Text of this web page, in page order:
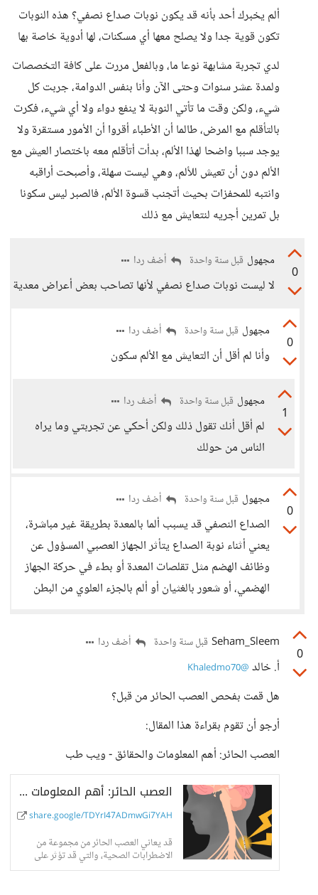
ألم يخبرك أحد بأنه قد يكون نوبات صداع نصفي؟ هذه النوبات
تكون قوية جدا ولا يصلح معها أي مسكنات، لها أدوية خاصة بها
لدي تجربة مشابهة نوعا ما، وبالفعل مررت على كافة التخصصات
ولمدة عشر سنوات وحتى الآن وأنا بنفس الدوامة، جربت كل
شيء، ولكن وقت ما تأتي النوبة لا ينفع دواء ولا أي شيء، فكرت
بالتأقلم مع المرض، طالما أن الأطباء أقروا أن الأمور مستقرة ولا
يوجد سببا واضحا لهذا الألم، بدأت أتأقلم معه باختصار العيش مع
الألم دون أن تعيش للألم، وهي ليست سهلة، وأصبحت أراقبه
وانتبه للمحفزات بحيث أتجنب قسوة الألم، فالصبر ليس سكونا
بل تمرين أجريه لنتعايش مع ذلك
0
مجهول قبل سنة واحدة أضف ردا
لا ليست نوبات صداع نصفي لأنها تصاحب بعض أعراض معدية
0
مجهول قبل سنة واحدة أضف ردا
وأنا لم أقل أن التعايش مع الألم سكون
1
مجهول قبل سنة واحدة أضف ردا
لم أقل أنك تقول ذلك ولكن أحكي عن تجربتي وما يراه
الناس من حولك
0
مجهول قبل سنة واحدة أضف ردا
الصداع النصفي قد يسبب ألما بالمعدة بطريقة غير مباشرة،
يعني أثناء نوبة الصداع يتأثر الجهاز العصبي المسؤول عن
وظائف الهضم مثل تقلصات المعدة أو بطء في حركة الجهاز
الهضمي، أو شعور بالغثيان أو ألم بالجزء العلوي من البطن
0
Seham_Sleem قبل سنة واحدة أضف ردا
أ. خالد @Khaledmo70
هل قمت بفحص العصب الحائر من قبل؟
أرجو أن تقوم بقراءة هذا المقال:
العصب الحائر: أهم المعلومات والحقائق - ويب طب
العصب الحائر: أهم المعلومات والحقائق
share.google/TDYrI47ADmwGi7YAH
قد يعاني العصب الحائر من مجموعة من
الاضطرابات الصحية، والتي قد تؤثر على
العديد من الوظائف الحيوية في الجسم، فما